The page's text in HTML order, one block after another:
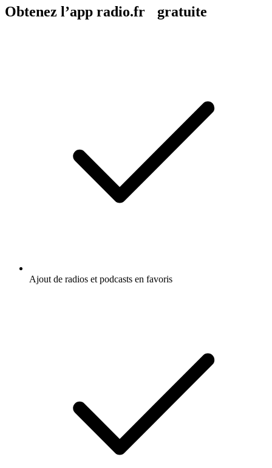
Obtenez l’app radio.fr gratuite
Ajout de radios et podcasts en favoris